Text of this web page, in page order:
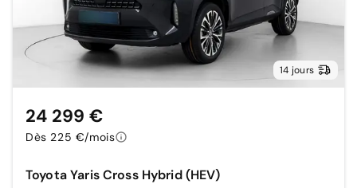
14 jours
Toyota Yaris Cross Hybrid (HEV)
24 299 €
Dès 225 €/mois